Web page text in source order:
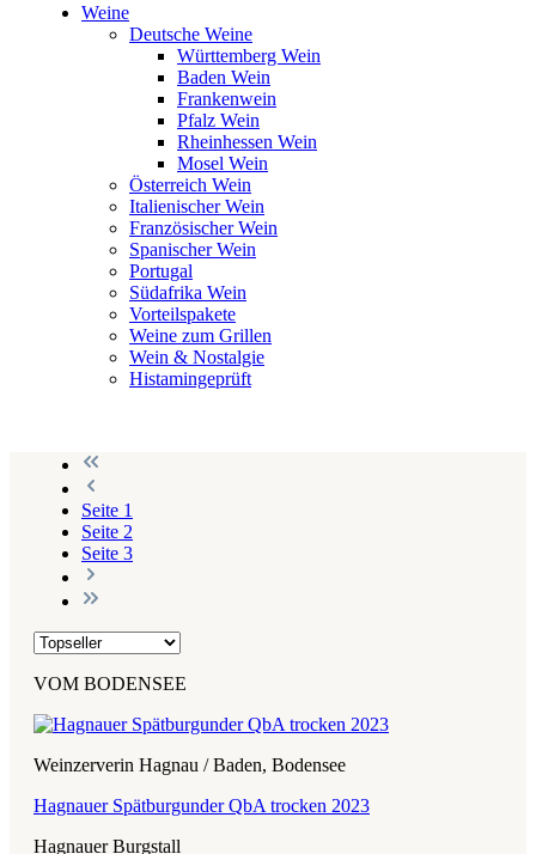
Weine
Deutsche Weine
Württemberg Wein
Baden Wein
Frankenwein
Pfalz Wein
Rheinhessen Wein
Mosel Wein
Österreich Wein
Italienischer Wein
Französischer Wein
Spanischer Wein
Portugal
Südafrika Wein
Vorteilspakete
Weine zum Grillen
Wein & Nostalgie
Histamingeprüft
Seite 1
Seite 2
Seite 3
VOM BODENSEE
Weinzerverin Hagnau / Baden, Bodensee
Hagnauer Spätburgunder QbA trocken 2023
Hagnauer Burgstall